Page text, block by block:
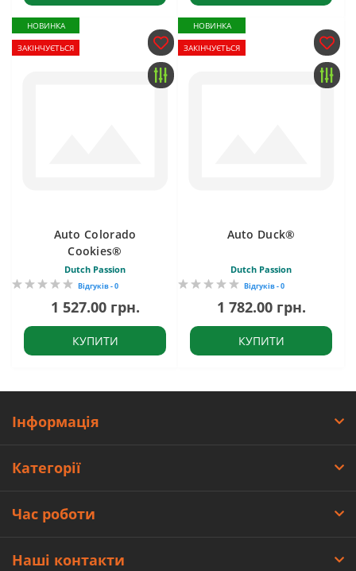
НОВИНКА
ЗАКІНЧУЄТЬСЯ
Auto Colorado
Cookies®
Dutch Passion
Відгуків - 0
1 527.00 грн.
КУПИТИ
НОВИНКА
ЗАКІНЧУЄТЬСЯ
Auto Duck®
Dutch Passion
Відгуків - 0
1 782.00 грн.
КУПИТИ
Інформація
Категорії
Час роботи
Наші контакти